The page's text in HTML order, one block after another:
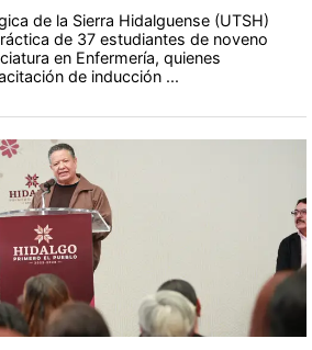
de la Sierra Hidalguense (UTSH)
de 37 estudiantes de noveno
en Enfermería, quienes
de inducción ...